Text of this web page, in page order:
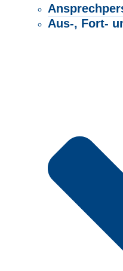
Aus-, Fort-